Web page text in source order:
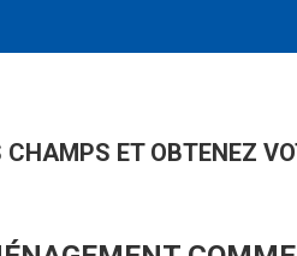
ET OBTENEZ